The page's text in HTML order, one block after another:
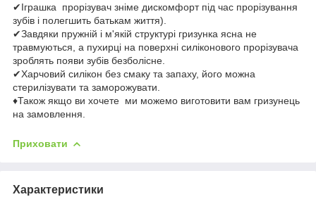
✔Іграшка прорізувач зніме дискомфорт під час прорізування
зубів і полегшить батькам життя).
✔Завдяки пружній і м'якій структурі гризунка ясна не
травмуються, а пухирці на поверхні силіконового прорізувача
зроблять появи зубів безболісне.
✔Харчовий силікон без смаку та запаху, його можна
стерилізувати та заморожувати.
♦Також якщо ви хочете ми можемо виготовити вам гризунець
на замовлення.
Приховати
Характеристики